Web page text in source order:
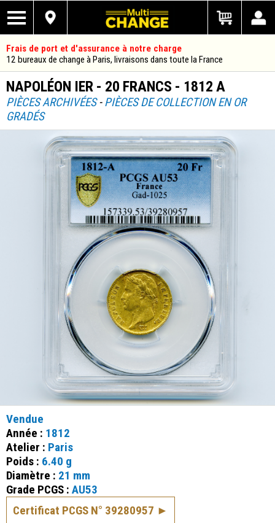
Frais de port et d'assurance à notre charge
12 bureaux de change à Paris, livraisons dans toute la France
NAPOLÉON IER - 20 FRANCS - 1812 A
PIÈCES ARCHIVÉES-PIÈCES DE COLLECTION EN OR
GRADÉS
Vendue
Année : 1812
Atelier : Paris
Poids : 6.40 g
Diamètre : 21 mm
Grade PCGS : AU53
Certificat PCGS N° 39280957